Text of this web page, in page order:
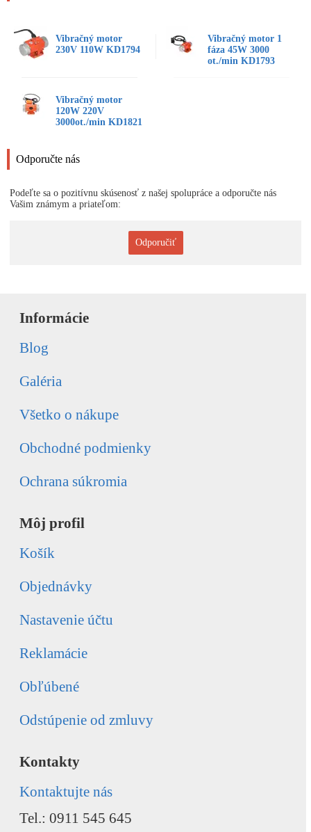
Vibračný motor
230V 110W KD1794
Vibračný motor 1
fáza 45W 3000
ot./min KD1793
Vibračný motor
120W 220V
3000ot./min KD1821
Odporučte nás
Podeľte sa o pozitívnu skúsenosť z našej spolupráce a odporučte nás
Vašim známym a priateľom:
Odporučiť
Informácie
Blog
Galéria
Všetko o nákupe
Obchodné podmienky
Ochrana súkromia
Môj profil
Košík
Objednávky
Nastavenie účtu
Reklamácie
Obľúbené
Odstúpenie od zmluvy
Kontakty
Kontaktujte nás
Tel.: 0911 545 645